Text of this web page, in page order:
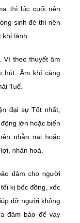
thì lúc cuối nên
sinh đẻ thì nên
lành.
Vì theo thuyết âm
hút. Âm khí càng
Tuế.
đại sự Tốt nhất,
lớn hoặc biến
nhẫn nại hoặc
nhân hoà.
đảm cho người
kị bốc đồng, xốc
đỡ người không
đảm bảo để vay